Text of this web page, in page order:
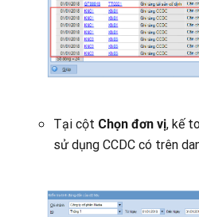
Tại cột Chọn đơn vị, kế
sử dụng CCDC có trên